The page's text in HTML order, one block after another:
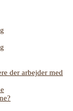
der arbejder med